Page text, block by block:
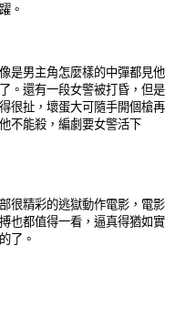
。
是男主角怎麼樣的中彈都見他
。還有一段女警被打昏，但是
很扯，壞蛋大可隨手開個槍再
不能殺，編劇要女警活下
很精彩的逃獄動作電影，電影
也都值得一看，逼真得猶如實
了。